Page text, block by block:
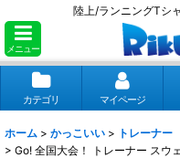
陸上/ランニングTシ
メニュー
カテゴリ マイページ
ホーム > かっこいい > トレーナー
> Go! 全国大会！ トレーナー スウ